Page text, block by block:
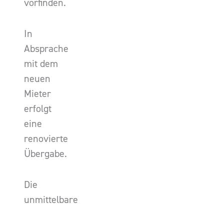
vorfinden.
In
Absprache
mit dem
neuen
Mieter
erfolgt
eine
renovierte
Übergabe.
Die
unmittelbare